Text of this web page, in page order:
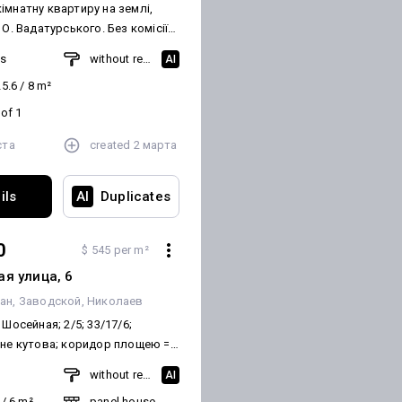
квартиру на землі,
Вадатурського. Без комісії
Загальна площа - 38.6 м. кв.,
двір спільний.
опалення,
водопровід та
за запитом. Чекаю на Ваші
/ 8m²
1
without renovation
AI
created 2 марта
AI Duplicates
$ 545 per m²
улица, 6
Заводской Николаев
2/5; 33/17/6;
кутова; коридор площею =
усі склопакети; санвузол
without renovation
AI